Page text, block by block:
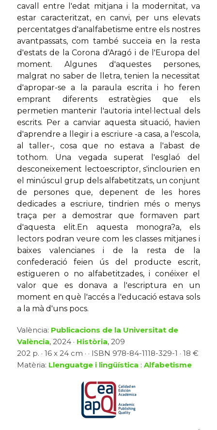
cavall entre l'edat mitjana i la modernitat, va
estar caracteritzat, en canvi, per uns elevats
percentatges d'analfabetisme entre els nostres
avantpassats, com també succeïa en la resta
d'estats de la Corona d'Aragó i de l'Europa del
moment. Algunes d'aquestes persones,
malgrat no saber de lletra, tenien la necessitat
d'apropar-se a la paraula escrita i ho feren
emprant diferents estratègies que els
permetien mantenir l'autoria intel·lectual dels
escrits. Per a canviar aquesta situació, havien
d'aprendre a llegir i a escriure -a casa, a l'escola,
al taller-, cosa que no estava a l'abast de
tothom. Una vegada superat l'esglaó del
desconeixement lectoescriptor, s'inclourien en
el minúscul grup dels alfabetitzats, un conjunt
de persones que, depenent de les hores
dedicades a escriure, tindrien més o menys
traça per a demostrar que formaven part
d'aquesta elit.En aquesta monogra?a, els
lectors podran veure com les classes mitjanes i
baixes valencianes i de la resta de la
confederació feien ús del producte escrit,
estigueren o no alfabetitzades, i conéixer el
valor que es donava a l'escriptura en un
moment en què l'accés a l'educació estava sols
a la mà d'uns pocs.
València: Publicacions de la Universitat de
València, 2024 · Història, 209
202 p. · 16 x 24 cm · · ISBN 978-84-1118-329-1 · 18 €
Matèria: Llenguatge i lingüística : Alfabetisme